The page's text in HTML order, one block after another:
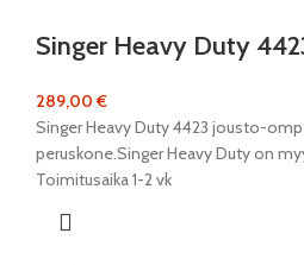
Singer Heavy Duty
289,00€
Singer Heavy Duty 4423 jousto-
peruskone.Singer Heavy Duty on
Toimitusaika 1-2 vk